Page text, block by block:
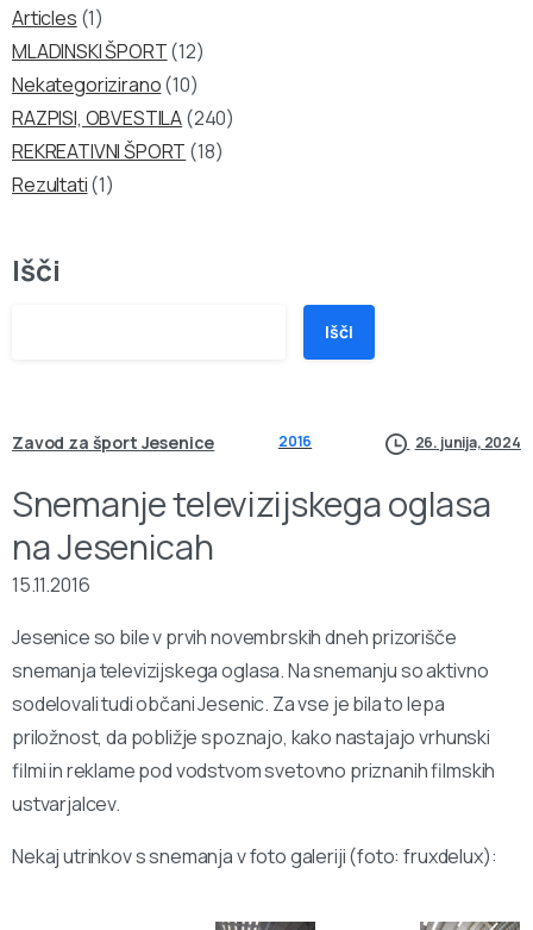
Articles (1)
MLADINSKI ŠPORT(12)
Nekategorizirano(10)
RAZPISI, OBVESTILA(240)
REKREATIVNI ŠPORT (18)
Rezultati(1)
Išči
Išči
Zavod za šport Jesenice 2016 26. junija, 2024
Snemanje televizijskega oglasa
na Jesenicah
15.11.2016
Jesenice so bile v prvih novembrskih dneh prizorišče
snemanja televizijskega oglasa. Na snemanju so aktivno
sodelovali tudi občani Jesenic. Za vse je bila to lepa
priložnost, da pobližje spoznajo, kako nastajajo vrhunski
filmi in reklame pod vodstvom svetovno priznanih filmskih
ustvarjalcev.
Nekaj utrinkov s snemanja v foto galeriji (foto: fruxdelux):